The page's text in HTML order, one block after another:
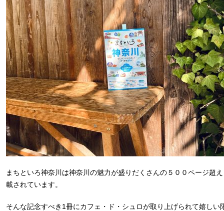
まちといろ神奈川は神奈川の魅力が盛りだくさんの５００ページ超
載されています。
そんな記念すべき1冊にカフェ・ド・シュロが取り上げられて嬉しい